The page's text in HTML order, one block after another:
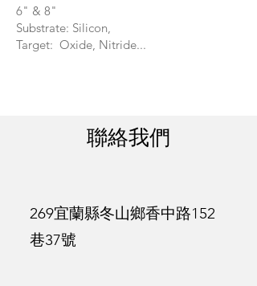
6" & 8"
Substrate: Silicon,
Target: Oxide, Nitride...
聯絡我們
269宜蘭縣冬山鄉香中路152
巷37號